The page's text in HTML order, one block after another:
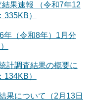
果速報 （令和7年12
）
年（令和8年）1月分
計調査結果の概要に
）
果について（2月13日